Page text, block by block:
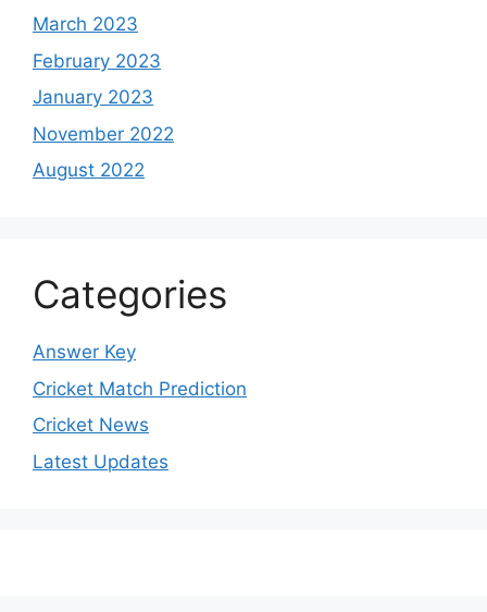
March 2023
February 2023
January 2023
November 2022
August 2022
Categories
Answer Key
Cricket Match Prediction
Cricket News
Latest Updates